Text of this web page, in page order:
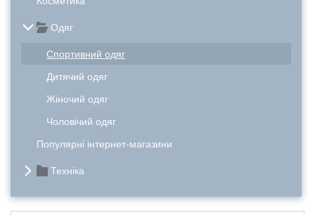
Одяг
Cпортивний одяг
Дитячий одяг
Жіночий одяг
Чоловічий одяг
Популярні інтернет-магазини
Техніка